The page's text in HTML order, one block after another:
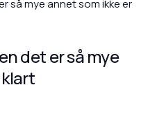
det er så mye